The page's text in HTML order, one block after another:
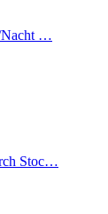
Nacht …
Stoc…